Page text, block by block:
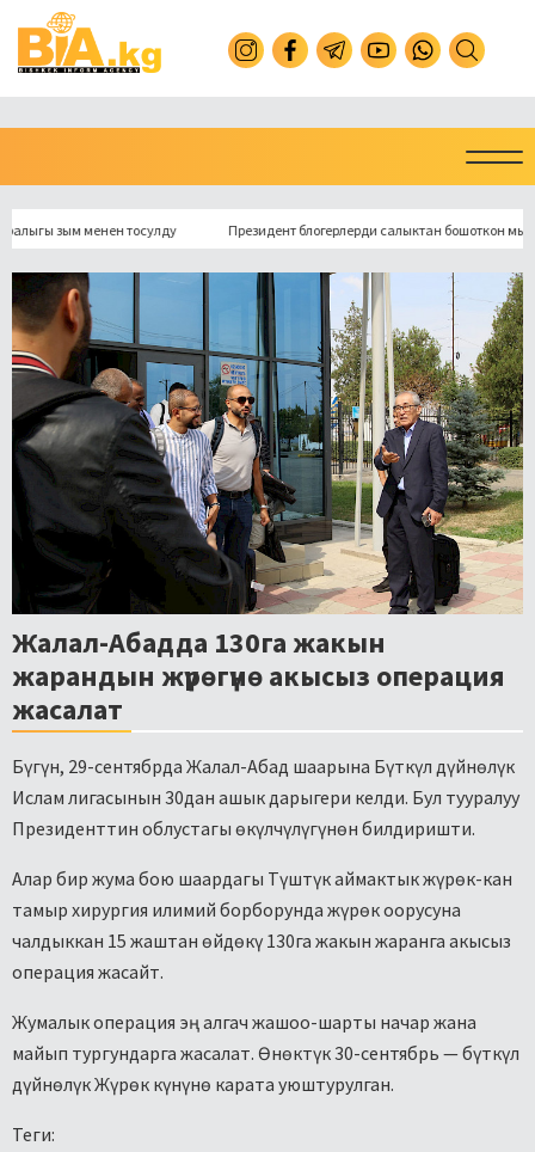
зым менен тосулду Президент блогерлерди салыктан бошоткон
Жалал-Абадда 130га жакын
жарандын жүрөгүнө акысыз операция
жасалат
Бүгүн, 29-сентябрда Жалал-Абад шаарына Бүткүл дүйнөлүк
Ислам лигасынын 30дан ашык дарыгери келди. Бул тууралуу
Президенттин облустагы өкүлчүлүгүнөн билдиришти.
Алар бир жума бою шаардагы Түштүк аймактык жүрөк-кан
тамыр хирургия илимий борборунда жүрөк оорусуна
чалдыккан 15 жаштан өйдөкү 130га жакын жаранга акысыз
операция жасайт.
Жумалык операция эң алгач жашоо-шарты начар жана
майып тургундарга жасалат. Өнөктүк 30-сентябрь — бүткүл
дүйнөлүк Жүрөк күнүнө карата уюштурулган.
Теги: